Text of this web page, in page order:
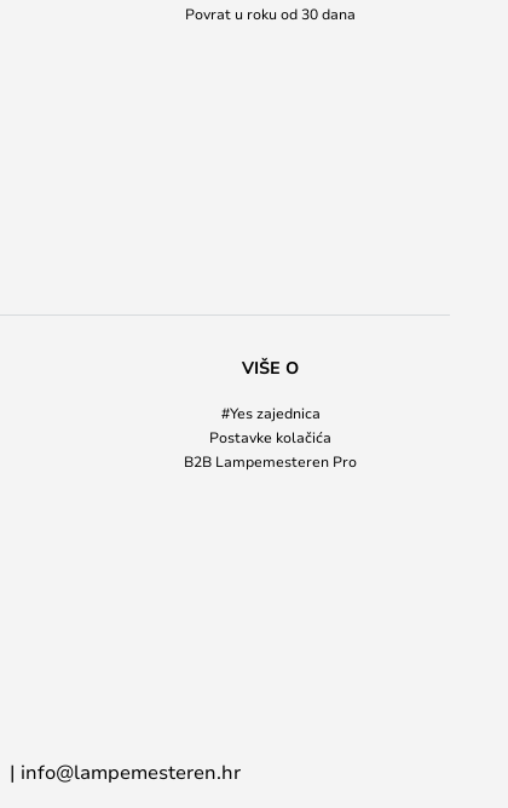
Povrat u roku od 30 dana
VIŠE O
#Yes zajednica
Postavke kolačića
B2B Lampemesteren Pro
info@lampemesteren.hr